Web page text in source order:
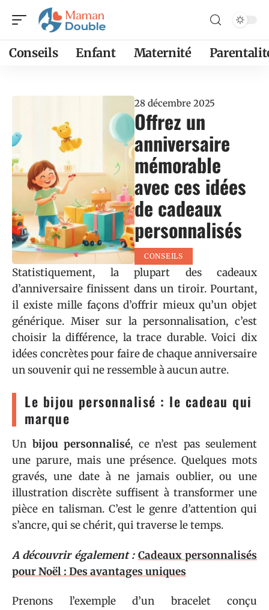
Conseils Enfant Maternité
28 décembre 2025
Offrez un
anniversaire
mémorable
avec ces idées
de cadeaux
personnalisés
CONSEILS
Statistiquement, la plupart des cadeaux
d’anniversaire finissent dans un tiroir. Pourtant,
il existe mille façons d’offrir mieux qu’un objet
générique. Miser sur la personnalisation, c’est
choisir la différence, la trace durable. Voici dix
idées concrètes pour faire de chaque anniversaire
un souvenir qui ne ressemble à aucun autre.
Le bijou personnalisé : le cadeau qui
marque
Un bijou personnalisé, ce n’est pas seulement
une parure, mais une présence. Quelques mots
gravés, une date à ne jamais oublier, ou une
illustration discrète suffisent à transformer une
pièce en talisman. C’est le genre d’attention qui
s’ancre, qui se chérit, qui traverse le temps.
A découvrir également : Cadeaux personnalisés
pour Noël : Des avantages uniques
Prenons l’exemple d’un bracelet conçu